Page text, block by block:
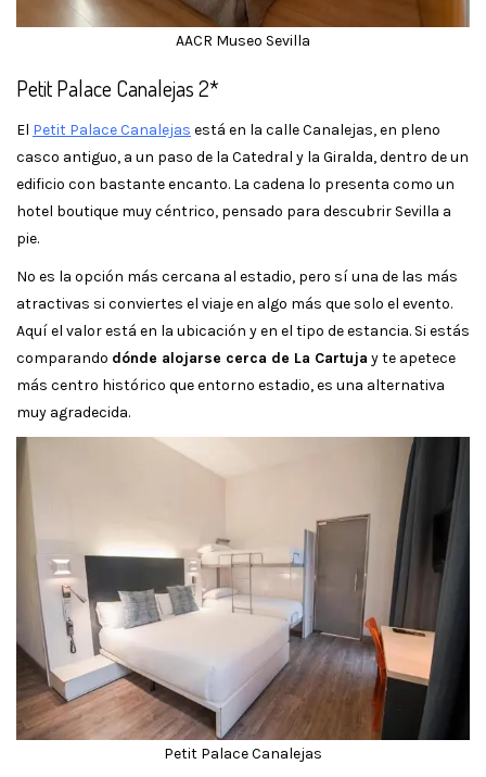
AACR Museo Sevilla
Petit Palace Canalejas 2*
El Petit Palace Canalejas está en la calle Canalejas, en pleno
casco antiguo, a un paso de la Catedral y la Giralda, dentro de un
edificio con bastante encanto. La cadena lo presenta como un
hotel boutique muy céntrico, pensado para descubrir Sevilla a
pie.
No es la opción más cercana al estadio, pero sí una de las más
atractivas si conviertes el viaje en algo más que solo el evento.
Aquí el valor está en la ubicación y en el tipo de estancia. Si estás
comparando dónde alojarse cerca de La Cartuja y te apetece
más centro histórico que entorno estadio, es una alternativa
muy agradecida.
Petit Palace Canalejas